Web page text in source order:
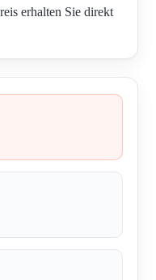
erhalten Sie direkt